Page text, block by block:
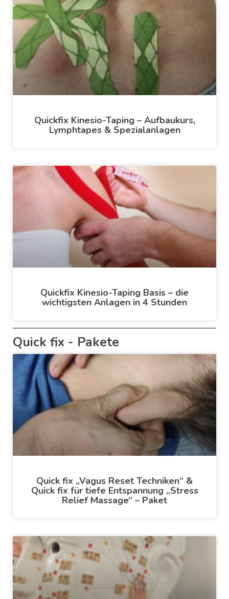
Quickfix Kinesio-Taping – Aufbaukurs,
Lymphtapes & Spezialanlagen
Quickfix Kinesio-Taping Basis – die
wichtigsten Anlagen in 4 Stunden
Quick fix - Pakete
Quick fix „Vagus Reset Techniken“ &
Quick fix für tiefe Entspannung „Stress
Relief Massage“ – Paket